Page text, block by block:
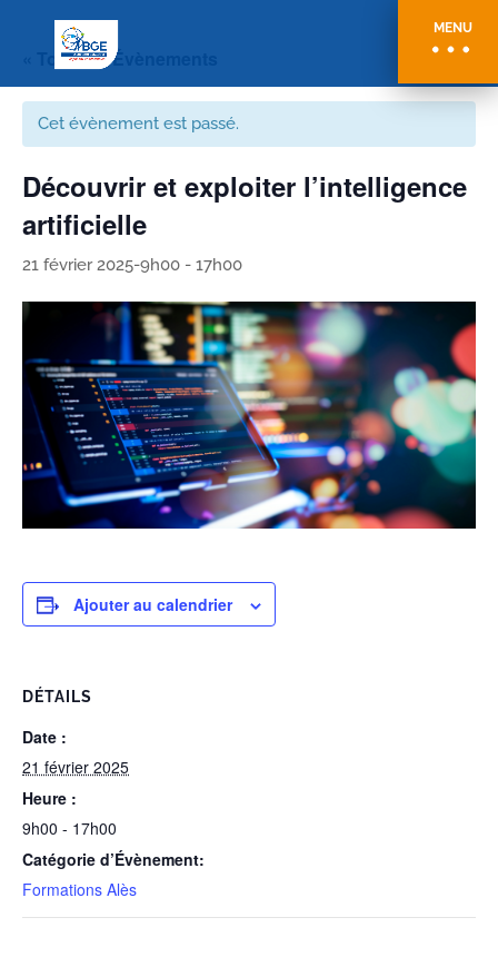
MENU
« Tous les Évènements
Cet évènement est passé.
Découvrir et exploiter l’intelligence
artificielle
21 février 2025-9h00 - 17h00
Ajouter au calendrier
DÉTAILS
Date :
21 février 2025
Heure :
9h00 - 17h00
Catégorie d’Évènement:
Formations Alès